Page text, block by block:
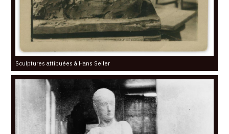
Sculptures attibuées à Hans Seiler